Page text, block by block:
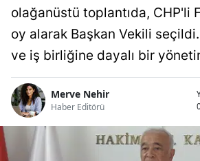
olağanüstü toplantıda, CHP'li
oy alarak Başkan Vekili
ve iş birliğine dayalı bir
Merve Nehir
Haber Editörü